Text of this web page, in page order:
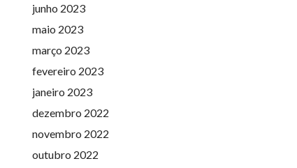
junho 2023
maio 2023
março 2023
fevereiro 2023
janeiro 2023
dezembro 2022
novembro 2022
outubro 2022